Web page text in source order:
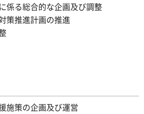
係る総合的な企画及び調整
策推進計画の推進
施策の企画及び運営